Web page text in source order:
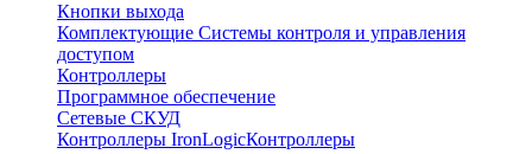
Кнопки выхода
Комплектующие Системы контроля и управления
доступом
Контроллеры
Программное обеспечение
Сетевые СКУД
Контроллеры IronLogicКонтроллеры